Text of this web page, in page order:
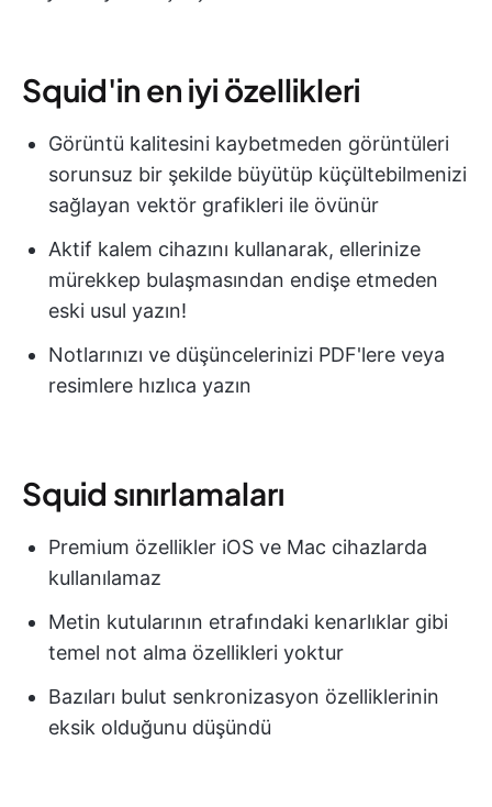
Squid'in en iyi özellikleri
Görüntü kalitesini kaybetmeden görüntüleri
sorunsuz bir şekilde büyütüp küçültebilmenizi
sağlayan vektör grafikleri ile övünür
Aktif kalem cihazını kullanarak, ellerinize
mürekkep bulaşmasından endişe etmeden
eski usul yazın!
Notlarınızı ve düşüncelerinizi PDF'lere veya
resimlere hızlıca yazın
Squid sınırlamaları
Premium özellikler iOS ve Mac cihazlarda
kullanılamaz
Metin kutularının etrafındaki kenarlıklar gibi
temel not alma özellikleri yoktur
Bazıları bulut senkronizasyon özelliklerinin
eksik olduğunu düşündü